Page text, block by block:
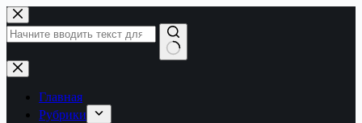
Перейти
к
сути
Ничего
не
найденоГлавная
Рубрики